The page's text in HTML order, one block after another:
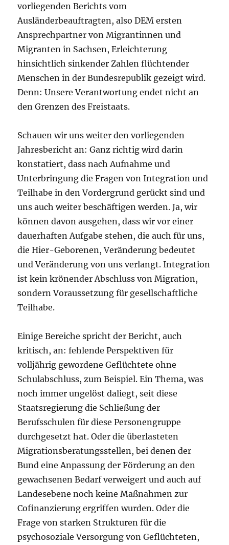
vorliegenden Berichts vom
Ausländerbeauftragten, also DEM ersten
Ansprechpartner von Migrantinnen und
Migranten in Sachsen, Erleichterung
hinsichtlich sinkender Zahlen flüchtender
Menschen in der Bundesrepublik gezeigt wird.
Denn: Unsere Verantwortung endet nicht an
den Grenzen des Freistaats.
Schauen wir uns weiter den vorliegenden
Jahresbericht an: Ganz richtig wird darin
konstatiert, dass nach Aufnahme und
Unterbringung die Fragen von Integration und
Teilhabe in den Vordergrund gerückt sind und
uns auch weiter beschäftigen werden. Ja, wir
können davon ausgehen, dass wir vor einer
dauerhaften Aufgabe stehen, die auch für uns,
die Hier-Geborenen, Veränderung bedeutet
und Veränderung von uns verlangt. Integration
ist kein krönender Abschluss von Migration,
sondern Voraussetzung für gesellschaftliche
Teilhabe.
Einige Bereiche spricht der Bericht, auch
kritisch, an: fehlende Perspektiven für
volljährig gewordene Geflüchtete ohne
Schulabschluss, zum Beispiel. Ein Thema, was
noch immer ungelöst daliegt, seit diese
Staatsregierung die Schließung der
Berufsschulen für diese Personengruppe
durchgesetzt hat. Oder die überlasteten
Migrationsberatungsstellen, bei denen der
Bund eine Anpassung der Förderung an den
gewachsenen Bedarf verweigert und auch auf
Landesebene noch keine Maßnahmen zur
Cofinanzierung ergriffen wurden. Oder die
Frage von starken Strukturen für die
psychosoziale Versorgung von Geflüchteten,